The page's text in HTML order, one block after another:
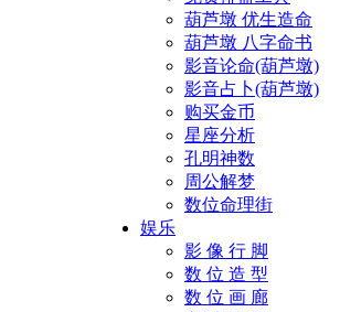
葫芦墩 优生造命
葫芦墩 八字命书
影音论命(葫芦墩)
影音占卜(葫芦墩)
购买金币
星座分析
孔明神数
周公解梦
数位命理街
娱乐
影 像 行 脚
数 位 造 型
数 位 画 廊